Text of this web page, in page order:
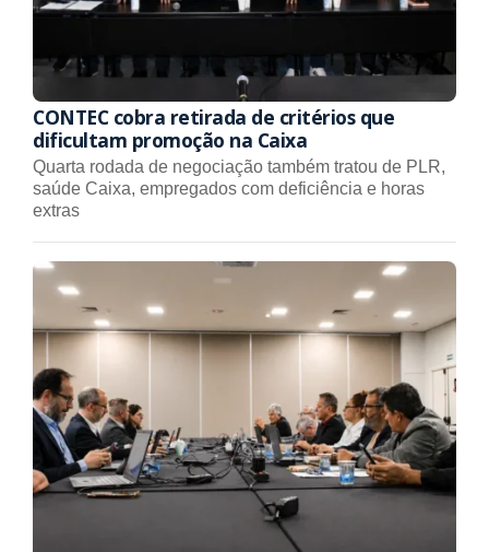
CONTEC cobra retirada de critérios que
dificultam promoção na Caixa
Quarta rodada de negociação também tratou de PLR,
saúde Caixa, empregados com deficiência e horas
extras